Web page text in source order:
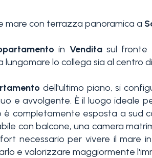
mare con terrazza panoramica a
in Venditasul fronte
lungomare lo collega sia al centro di
dell'ultimo piano, si
e avvolgente. È il luogo ideale
è completamente esposta a sud
con balcone, una camera
necessario per vivere il mare
e valorizzare maggiormente